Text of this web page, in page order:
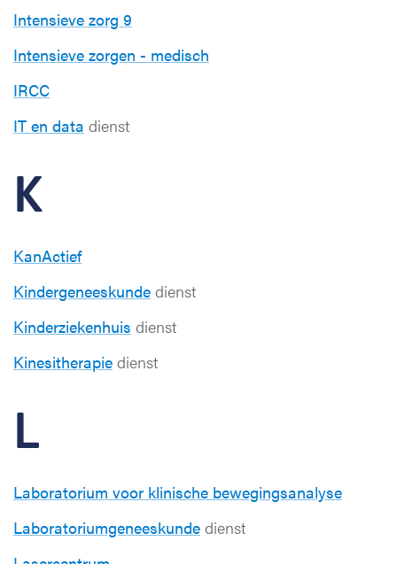
Intensieve zorg 9
Intensieve zorgen - medisch
IRCC
IT en data dienst
K
KanActief
Kindergeneeskunde dienst
Kinderziekenhuis dienst
Kinesitherapie dienst
L
Laboratorium voor klinische bewegingsanalyse
Laboratoriumgeneeskunde dienst